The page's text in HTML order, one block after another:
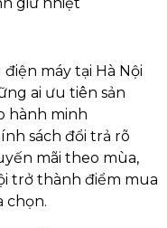
máy tại Hà Nội
ai ưu tiên sản
hành minh
sách đổi trả rõ
mãi theo mùa,
trở thành điểm mua
chọn.